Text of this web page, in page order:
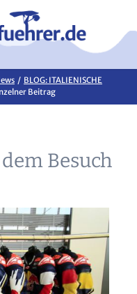
BLOG: ITALIENISCHE
Beitrag
Besuch